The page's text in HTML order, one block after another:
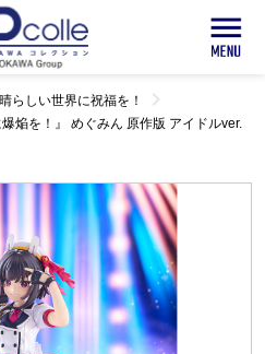
らしい世界に祝福を！ chevron_right
焔を！』 めぐみん 原作版 アイドルver.